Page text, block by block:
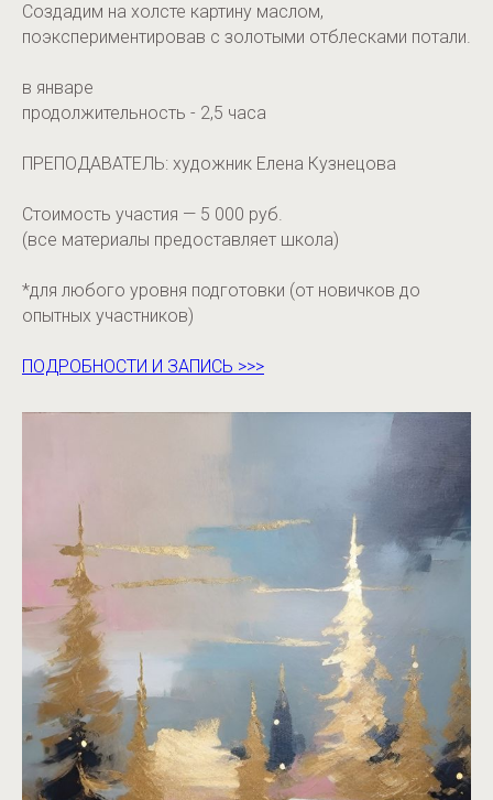
Cоздадим на холсте картину маслом,
поэкспериментировав с золотыми отблесками потали.
в январе
продолжительность - 2,5 часа
ПРЕПОДАВАТЕЛЬ: художник Елена Кузнецова
Стоимость участия — 5 000 руб.
(все материалы предоставляет школа)
*для любого уровня подготовки (от новичков до
опытных участников)
ПОДРОБНОСТИ И ЗАПИСЬ >>>